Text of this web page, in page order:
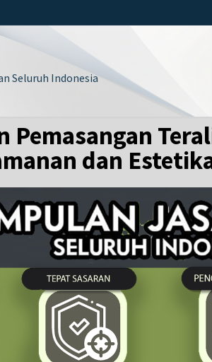
Seluruh Indonesia
Pemasangan
dan